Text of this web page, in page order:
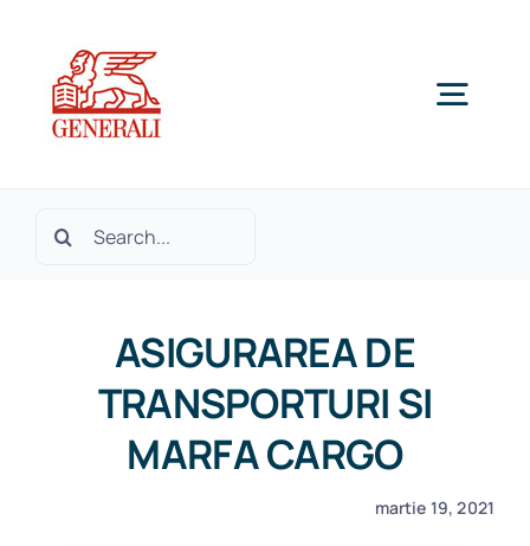
content
Produse si Servicii
SOLICITA OFERTA
Cautare...
ASIGURAREA DE
TRANSPORTURI SI
MARFA CARGO
martie 19, 2021